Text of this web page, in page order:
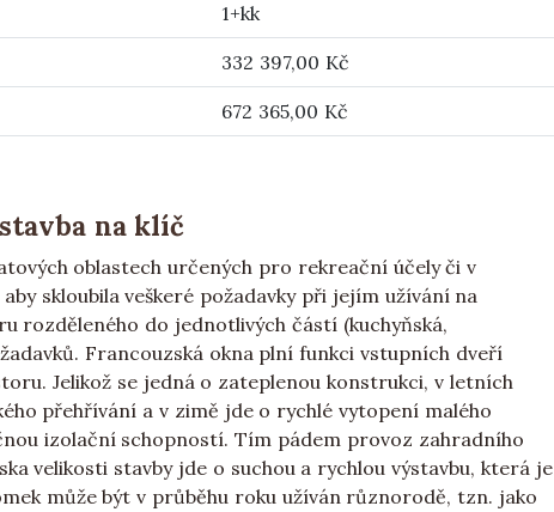
1+kk
332 397,00 Kč
672 365,00 Kč
na klíč
oblastech určených pro rekreační účely či v
skloubila veškeré požadavky při jejím užívání na
rozděleného do jednotlivých částí (kuchyňská,
Francouzská okna plní funkci vstupních dveří
Jelikož se jedná o zateplenou konstrukci, v letních
přehřívání a v zimě jde o rychlé vytopení malého
izolační schopností. Tím pádem provoz zahradního
velikosti stavby jde o suchou a rychlou výstavbu, která je
může být v průběhu roku užíván různorodě, tzn. jako